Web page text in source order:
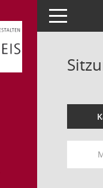
Toggle